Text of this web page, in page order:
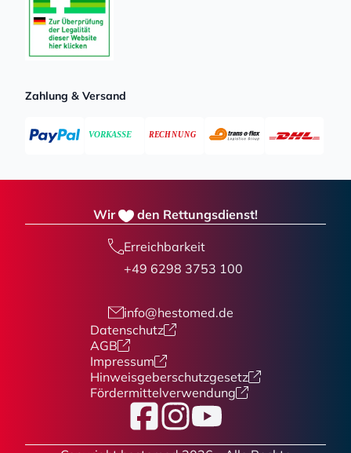
Zahlung & Versand
Wir den Rettungsdienst!
Erreichbarkeit
+49 6298 3753 100
info@hestomed.de
Datenschutz
AGB
Impressum
Hinweisgeberschutzgesetz
Fördermittelverwendung
FacebookInstagram
YouTube